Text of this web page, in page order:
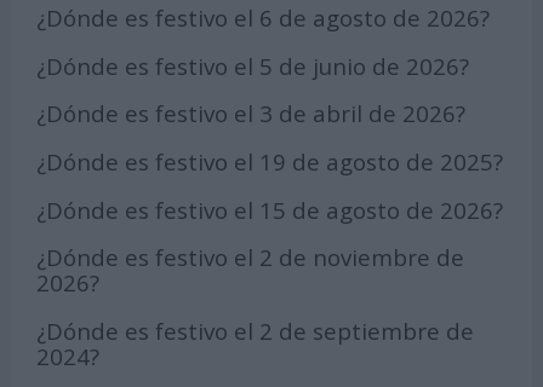
¿Dónde es festivo el 6 de agosto de 2026?
¿Dónde es festivo el 5 de junio de 2026?
¿Dónde es festivo el 3 de abril de 2026?
¿Dónde es festivo el 19 de agosto de 2025?
¿Dónde es festivo el 15 de agosto de 2026?
¿Dónde es festivo el 2 de noviembre de
2026?
¿Dónde es festivo el 2 de septiembre de
2024?